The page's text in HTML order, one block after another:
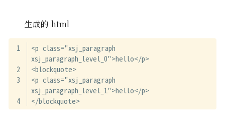
生成的 html
<p class="xsj_paragraph
xsj_paragraph_level_0">hello</p>
<blockquote>
<p class="xsj_paragraph
xsj_paragraph_level_1">hello</p>
</blockquote>